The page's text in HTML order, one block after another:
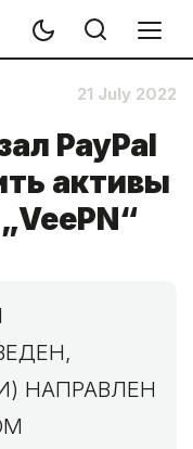
21 July 2022
PayPal
активы
НАПРАВЛЕН